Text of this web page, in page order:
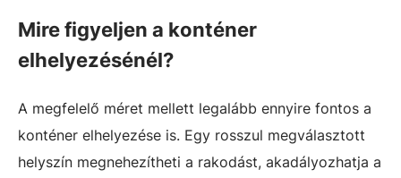
Mire figyeljen a konténer
elhelyezésénél?
A megfelelő méret mellett legalább ennyire fontos a
konténer elhelyezése is. Egy rosszul megválasztott
helyszín megnehezítheti a rakodást, akadályozhatja a